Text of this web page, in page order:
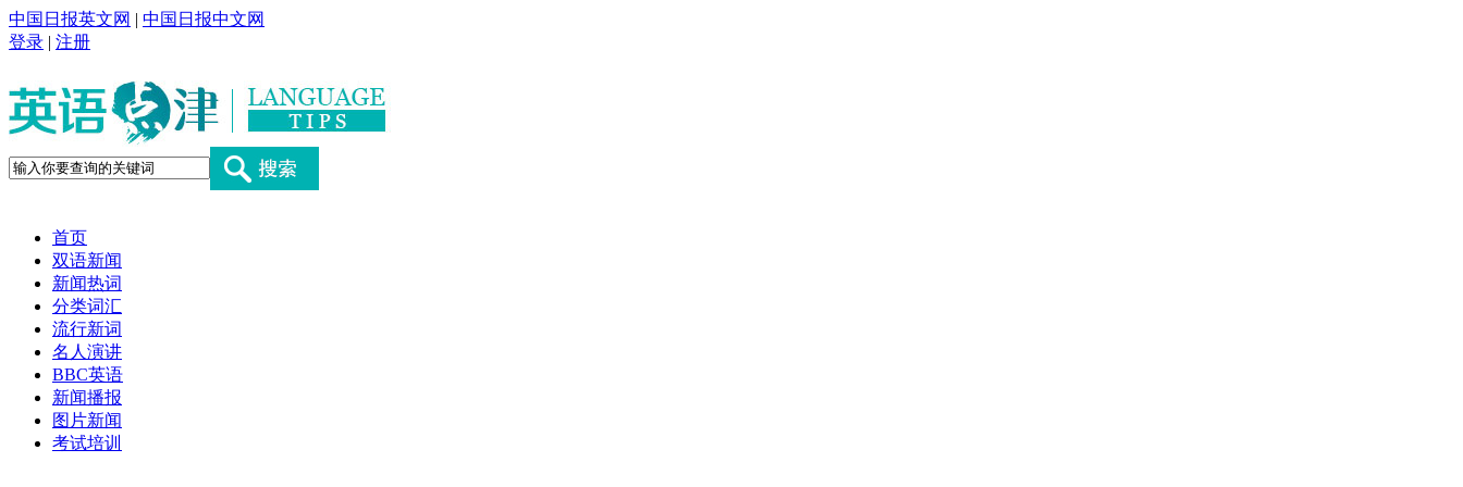
中国日报英文网 | 中国日报中文网
登录 | 注册
首页
双语新闻
新闻热词
分类词汇
流行新词
名人演讲
BBC英语
新闻播报
图片新闻
考试培训